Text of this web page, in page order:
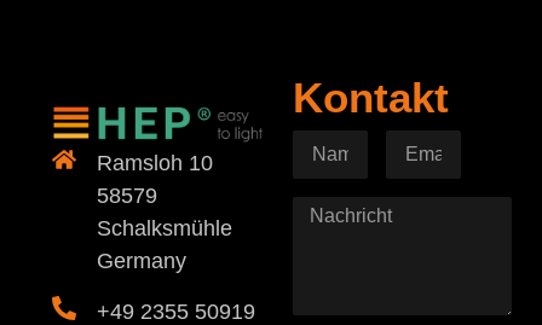
Ramsloh 10
58579
Schalksmühle
Germany
+49 2355 50919
Kontakt